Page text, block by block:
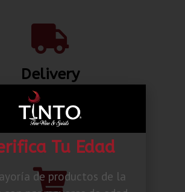
Delivery
hasta la puerta de tu casa desde L.
80.00*
Tu Edad
de productos de la